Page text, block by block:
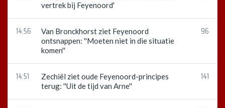
vertrek bij Feyenoord'
14:56
Van Bronckhorst ziet Feyenoord
ontsnappen: ''Moeten niet in die situatie
komen''
96
14:51
Zechiël ziet oude Feyenoord-principes
terug: ''Uit de tijd van Arne''
141